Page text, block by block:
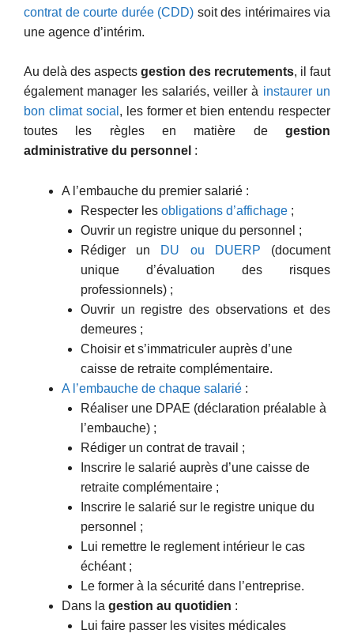
contrat de courte durée (CDD) soit des intérimaires via
une agence d’intérim.
Au delà des aspects gestion des recrutements, il faut
également manager les salariés, veiller à instaurer un
bon climat social , les former et bien entendu respecter
toutes les règles en matière de gestion
administrative du personnel :
A l’embauche du premier salarié :
Respecter les obligations d’affichage ;
Ouvrir un registre unique du personnel ;
Rédiger un DU ou DUERP (document
unique d’évaluation des risques
professionnels) ;
Ouvrir un registre des observations et des
demeures ;
Choisir et s’immatriculer auprès d’une
caisse de retraite complémentaire.
A l’embauche de chaque salarié :
Réaliser une DPAE (déclaration préalable à
l’embauche) ;
Rédiger un contrat de travail ;
Inscrire le salarié auprès d’une caisse de
retraite complémentaire ;
Inscrire le salarié sur le registre unique du
personnel ;
Lui remettre le reglement intérieur le cas
échéant ;
Le former à la sécurité dans l’entreprise.
Dans la gestion au quotidien :
Lui faire passer les visites médicales